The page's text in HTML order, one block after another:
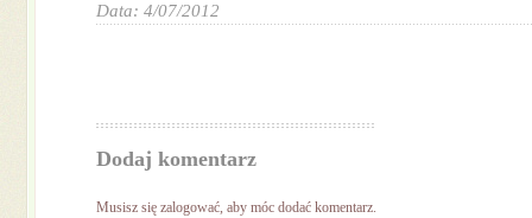
Data: 4/07/2012
Dodaj komentarz
Musisz się zalogować, aby móc dodać komentarz.